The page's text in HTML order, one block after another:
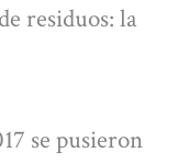
residuos: la
se pusieron